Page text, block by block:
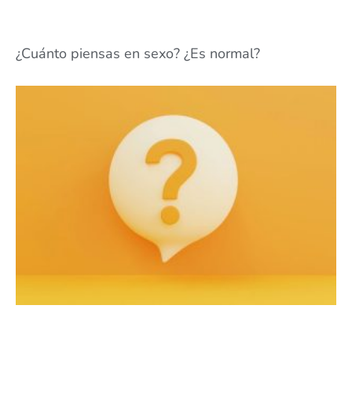
¿Cuánto piensas en sexo? ¿Es normal?